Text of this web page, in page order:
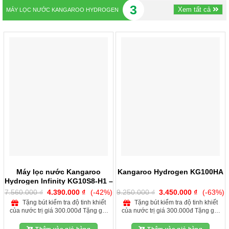
MÁY LỌC NƯỚC KANGAROO HYDROGEN 3 Xem tất cả
Máy lọc nước Kangaroo
Hydrogen Infinity KG10S8-H1 –
2 Chế Độ
7.560.000₫ Giá
gốc
là:
7.560.000 ₫.
4.390.000₫Giá
hiện
tại
là:
(-42%)
của nước trị giá 300.000đ Tặng gói
nội thành Hà Nội Giảm 150.000đ
Kangaroo Hydrogen KG100HA
9.250.000₫ Giá
gốc
là:
9.250.000 ₫.
3.450.000₫Giá
hiện
tại
là:
(-63%)
của nước trị giá 300.000đ Tặng gói
nội thành Hà Nội Giảm 150.000đ